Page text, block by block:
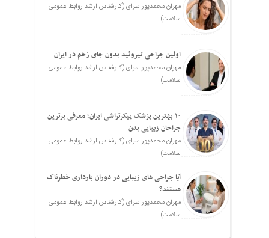
مهران محمدپور سرای (کارشناس ارشد روابط عمومی
سلامت)
اولین جراحی تیروئید بدون جای زخم در ایران
مهران محمدپور سرای (کارشناس ارشد روابط عمومی
سلامت)
۱۰ بهترین پزشک پیکرتراشی ایران؛ معرفی برترین
جراحان زیبایی بدن
مهران محمدپور سرای (کارشناس ارشد روابط عمومی
سلامت)
آیا جراحی های زیبایی در دوران بارداری خطرناک
هستند؟
مهران محمدپور سرای (کارشناس ارشد روابط عمومی
سلامت)